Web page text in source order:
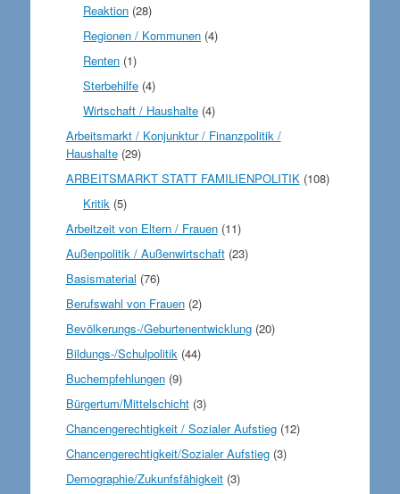
Reaktion (28)
Regionen / Kommunen (4)
Renten (1)
Sterbehilfe (4)
Wirtschaft / Haushalte (4)
Arbeitsmarkt / Konjunktur / Finanzpolitik /
Haushalte(29)
ARBEITSMARKT STATT FAMILIENPOLITIK(108)
Kritik (5)
Arbeitzeit von Eltern / Frauen(11)
Außenpolitik / Außenwirtschaft(23)
Basismaterial (76)
Berufswahl von Frauen(2)
Bevölkerungs-/Geburtenentwicklung(20)
Bildungs-/Schulpolitik (44)
Buchempfehlungen(9)
Bürgertum/Mittelschicht(3)
Chancengerechtigkeit / Sozialer Aufstieg(12)
Chancengerechtigkeit/Sozialer Aufstieg(3)
Demographie/Zukunfsfähigkeit(3)